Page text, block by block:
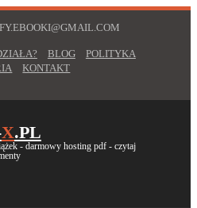
BLOG
POLITYKA
KONTAKT
X.PL
- darmowy hosting pdf - czytaj